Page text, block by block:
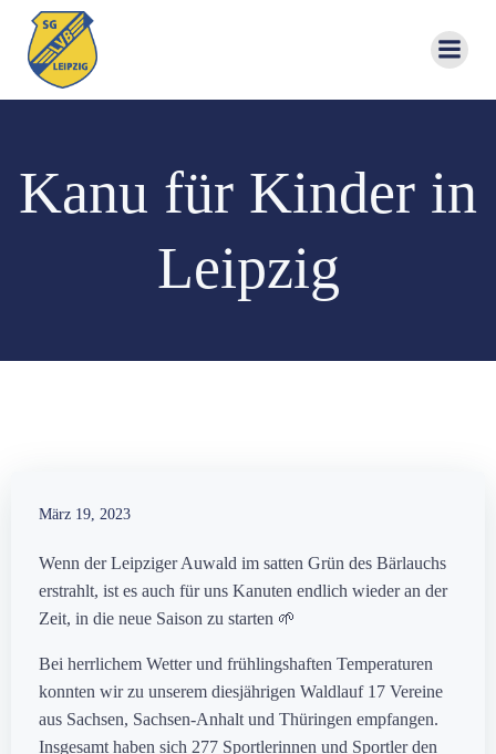
Kanu für Kinder in
Leipzig
März 19, 2023
Wenn der Leipziger Auwald im satten Grün des Bärlauchs
erstrahlt, ist es auch für uns Kanuten endlich wieder an der
Zeit, in die neue Saison zu starten 🌱
Bei herrlichem Wetter und frühlingshaften Temperaturen
konnten wir zu unserem diesjährigen Waldlauf 17 Vereine
aus Sachsen, Sachsen-Anhalt und Thüringen empfangen.
Insgesamt haben sich 277 Sportlerinnen und Sportler den